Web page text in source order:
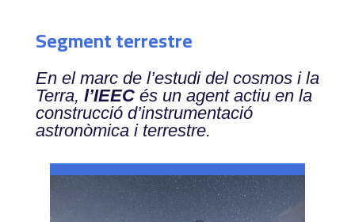
Segment terrestre
En el marc de l’estudi del cosmos i la
Terra, l’IEECés un agent actiu en la
construcció d’instrumentació
astronòmica i terrestre.